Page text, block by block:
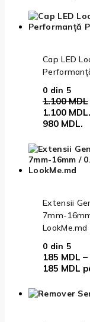
Cap LED
0 din 5
1.100MDL
1.100 MDL.
980 MDL.
Extensii
7mm-
LookMe.md
0 din 5
185 MDL –
185 MDL